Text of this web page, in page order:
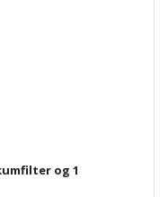
og 1